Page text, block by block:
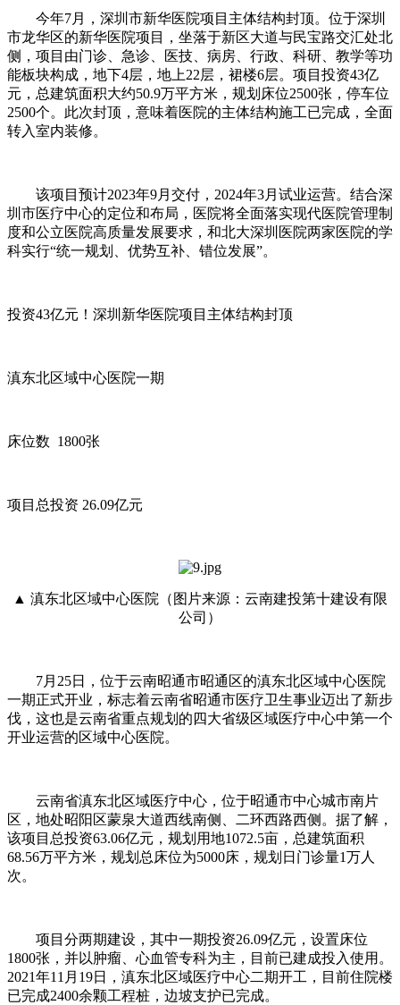
今年7月，深圳市新华医院项目主体结构封顶。位于深圳
市龙华区的新华医院项目，坐落于新区大道与民宝路交汇处北
侧，项目由门诊、急诊、医技、病房、行政、科研、教学等功
能板块构成，地下4层，地上22层，裙楼6层。项目投资43亿
元，总建筑面积大约50.9万平方米，规划床位2500张，停车位
2500个。此次封顶，意味着医院的主体结构施工已完成，全面
转入室内装修。
该项目预计2023年9月交付，2024年3月试业运营。结合深
圳市医疗中心的定位和布局，医院将全面落实现代医院管理制
度和公立医院高质量发展要求，和北大深圳医院两家医院的学
科实行“统一规划、优势互补、错位发展”。
投资43亿元！深圳新华医院项目主体结构封顶
滇东北区域中心医院一期
床位数 1800张
项目总投资 26.09亿元
▲ 滇东北区域中心医院（图片来源：云南建投第十建设有限
公司）
7月25日，位于云南昭通市昭通区的滇东北区域中心医院
一期正式开业，标志着云南省昭通市医疗卫生事业迈出了新步
伐，这也是云南省重点规划的四大省级区域医疗中心中第一个
开业运营的区域中心医院。
云南省滇东北区域医疗中心，位于昭通市中心城市南片
区，地处昭阳区蒙泉大道西线南侧、二环西路西侧。据了解，
该项目总投资63.06亿元，规划用地1072.5亩，总建筑面积
68.56万平方米，规划总床位为5000床，规划日门诊量1万人
次。
项目分两期建设，其中一期投资26.09亿元，设置床位
1800张，并以肿瘤、心血管专科为主，目前已建成投入使用。
2021年11月19日，滇东北区域医疗中心二期开工，目前住院楼
已完成2400余颗工程桩，边坡支护已完成。